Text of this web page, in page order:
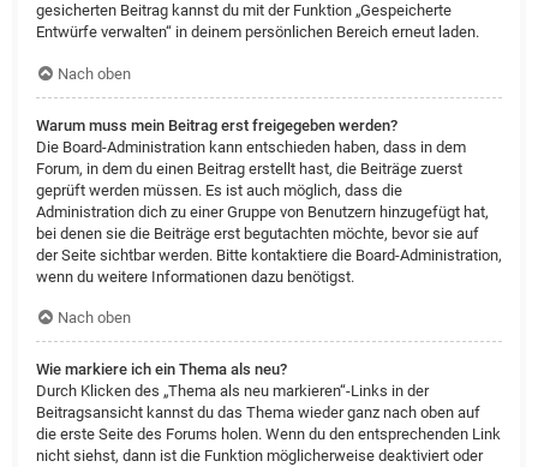
gesicherten Beitrag kannst du mit der Funktion „Gespeicherte
Entwürfe verwalten“ in deinem persönlichen Bereich erneut laden.
Nach oben
Warum muss mein Beitrag erst freigegeben werden?
Die Board-Administration kann entschieden haben, dass in dem
Forum, in dem du einen Beitrag erstellt hast, die Beiträge zuerst
geprüft werden müssen. Es ist auch möglich, dass die
Administration dich zu einer Gruppe von Benutzern hinzugefügt hat,
bei denen sie die Beiträge erst begutachten möchte, bevor sie auf
der Seite sichtbar werden. Bitte kontaktiere die Board-Administration,
wenn du weitere Informationen dazu benötigst.
Nach oben
Wie markiere ich ein Thema als neu?
Durch Klicken des „Thema als neu markieren“-Links in der
Beitragsansicht kannst du das Thema wieder ganz nach oben auf
die erste Seite des Forums holen. Wenn du den entsprechenden Link
nicht siehst, dann ist die Funktion möglicherweise deaktiviert oder